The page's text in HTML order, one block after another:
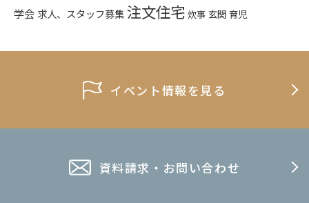
学会 求人、スタッフ募集注文住宅 炊事 玄関 育児
イベント情報を見る
資料請求・お問い合わせ